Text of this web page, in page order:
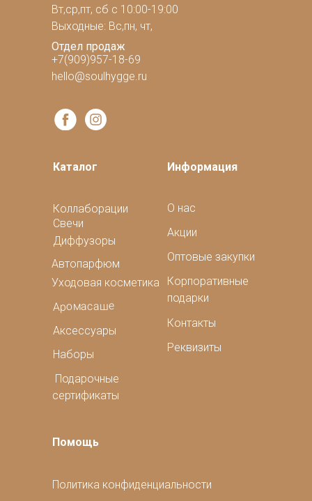
Вт,ср,пт, сб с 10:00-19:00
Выходные: Вс,пн, чт,
Отдел продаж
+7(909)957-18-69
hello@soulhygge.ru
Каталог
Коллаборации
Свечи
Диффузоры
Автопарфюм
Аромасаше
Аксессуары
Наборы
Подарочные
сертификаты
Информация
О нас
Акции
Оптовые закупки
Корпоративные
подарки
Контакты
Реквизиты
Помощь
Политика конфиденциальности
Уходовая косметика